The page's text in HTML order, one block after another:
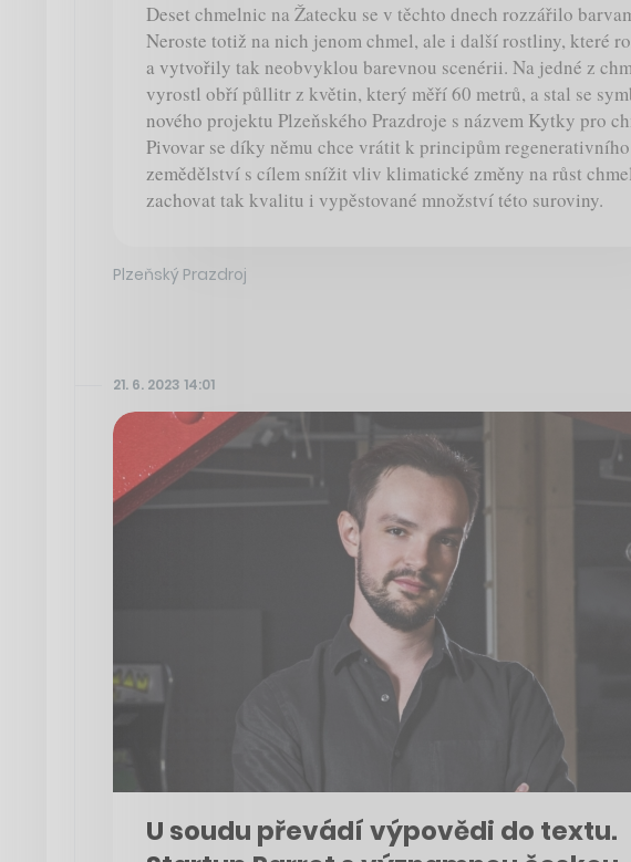
Deset chmelnic na Žatecku se v těchto dnech rozzářilo
Neroste totiž na nich jenom chmel, ale i další rostliny, které
a vytvořily tak neobvyklou barevnou scenérii. Na jedné z
vyrostl obří půllitr z květin, který měří 60 metrů, a stal se
nového projektu Plzeňského Prazdroje s názvem Kytky pro
Pivovar se díky němu chce vrátit k principům regenerativního
zemědělství s cílem snížit vliv klimatické změny na růst
zachovat tak kvalitu i vypěstované množství této suroviny.
Plzeňský Prazdroj
21. 6. 2023 14:01
U soudu převádí výpovědi do textu.